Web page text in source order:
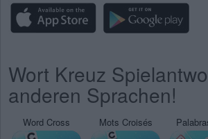
Wort Kreuz
anderen Sprachen!
Word Cross Mots Croisés